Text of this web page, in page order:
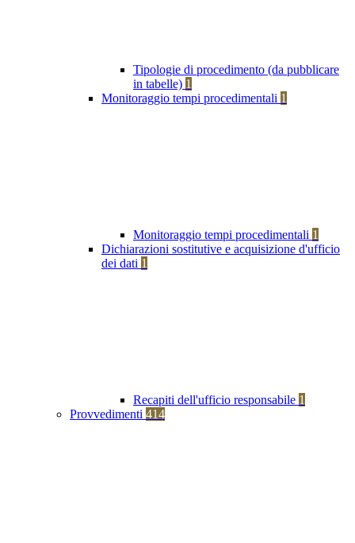
Tipologie di procedimento (da pubblicare
in tabelle) 1
Monitoraggio tempi procedimentali 1
Monitoraggio tempi procedimentali 1
Dichiarazioni sostitutive e acquisizione d'ufficio
dei dati 1
Recapiti dell'ufficio responsabile 1
Provvedimenti 414